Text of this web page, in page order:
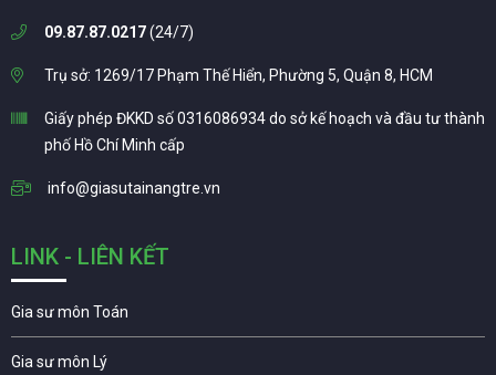
09.87.87.0217(24/7)
Trụ sở: 1269/17 Phạm Thế Hiển, Phường 5, Quận 8, HCM
Giấy phép ĐKKD số 0316086934 do sở kế hoạch và đầu tư thành
phố Hồ Chí Minh cấp
info@giasutainangtre.vn
LINK - LIÊN KẾT
Gia sư môn Toán
Gia sư môn Lý